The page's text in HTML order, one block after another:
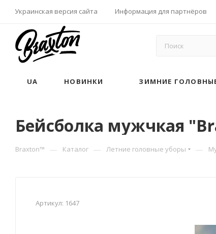
Украинская версия сайта Информация для партнёров
UA НОВИНКИ ЗИМНИЕ
Бейсболка мужчкая
Braxton™ — Каталог — Летние головные уборы —
Артикул: 1647